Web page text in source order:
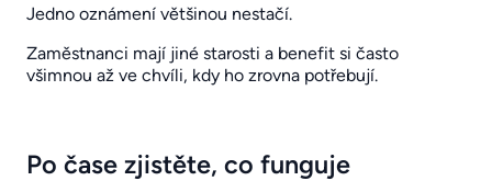
Jedno oznámení většinou nestačí.
Zaměstnanci mají jiné starosti a benefit si často
všimnou až ve chvíli, kdy ho zrovna potřebují.
Po čase zjistěte, co funguje